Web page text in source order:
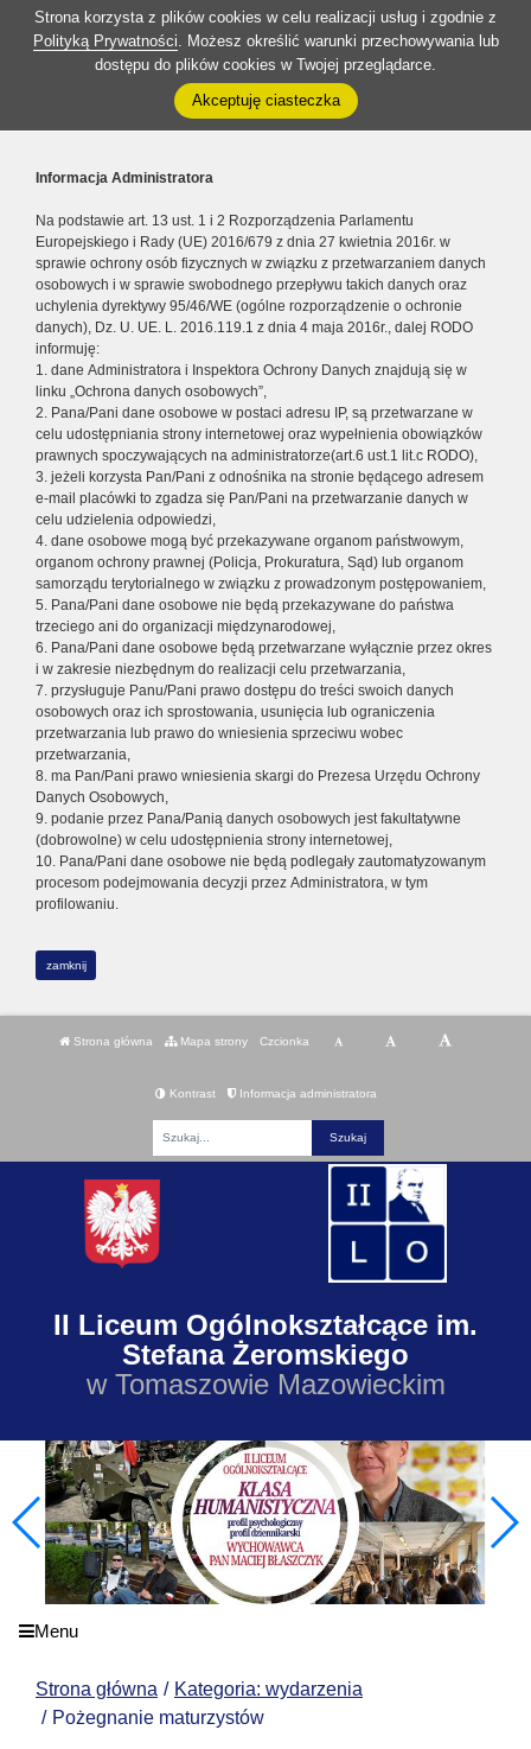
Strona korzysta z plików cookies w celu realizacji usług i zgodnie z
Polityką Prywatności. Możesz określić warunki przechowywania lub
dostępu do plików cookies w Twojej przeglądarce.
Akceptuję ciasteczka
Informacja Administratora
Na podstawie art. 13 ust. 1 i 2 Rozporządzenia Parlamentu
Europejskiego i Rady (UE) 2016/679 z dnia 27 kwietnia 2016r. w
sprawie ochrony osób fizycznych w związku z przetwarzaniem danych
osobowych i w sprawie swobodnego przepływu takich danych oraz
uchylenia dyrektywy 95/46/WE (ogólne rozporządzenie o ochronie
danych), Dz. U. UE. L. 2016.119.1 z dnia 4 maja 2016r., dalej RODO
informuję:
1. dane Administratora i Inspektora Ochrony Danych znajdują się w
linku „Ochrona danych osobowych”,
2. Pana/Pani dane osobowe w postaci adresu IP, są przetwarzane w
celu udostępniania strony internetowej oraz wypełnienia obowiązków
prawnych spoczywających na administratorze(art.6 ust.1 lit.c RODO),
3. jeżeli korzysta Pan/Pani z odnośnika na stronie będącego adresem
e-mail placówki to zgadza się Pan/Pani na przetwarzanie danych w
celu udzielenia odpowiedzi,
4. dane osobowe mogą być przekazywane organom państwowym,
organom ochrony prawnej (Policja, Prokuratura, Sąd) lub organom
samorządu terytorialnego w związku z prowadzonym postępowaniem,
5. Pana/Pani dane osobowe nie będą przekazywane do państwa
trzeciego ani do organizacji międzynarodowej,
6. Pana/Pani dane osobowe będą przetwarzane wyłącznie przez okres
i w zakresie niezbędnym do realizacji celu przetwarzania,
7. przysługuje Panu/Pani prawo dostępu do treści swoich danych
osobowych oraz ich sprostowania, usunięcia lub ograniczenia
przetwarzania lub prawo do wniesienia sprzeciwu wobec
przetwarzania,
8. ma Pan/Pani prawo wniesienia skargi do Prezesa Urzędu Ochrony
Danych Osobowych,
9. podanie przez Pana/Panią danych osobowych jest fakultatywne
(dobrowolne) w celu udostępnienia strony internetowej,
10. Pana/Pani dane osobowe nie będą podlegały zautomatyzowanym
procesom podejmowania decyzji przez Administratora, w tym
profilowaniu.
zamknij
Strona główna Mapa strony Czcionka
Kontrast Informacja administratora
II Liceum Ogólnokształcące im.
Stefana Żeromskiego
w Tomaszowie Mazowieckim
Menu
Strona główna
Kategoria: wydarzenia
Pożegnanie maturzystów